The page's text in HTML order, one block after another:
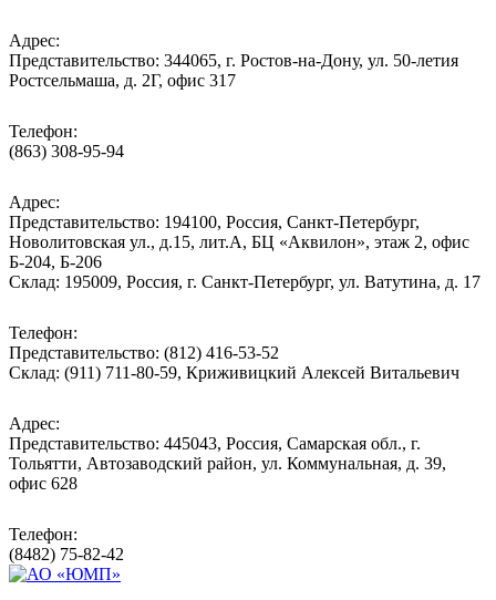
Адрес:
Представительство: 344065, г. Ростов-на-Дону, ул. 50-летия
Ростсельмаша, д. 2Г, офис 317
Телефон:
(863) 308-95-94
Адрес:
Представительство: 194100, Россия, Санкт-Петербург,
Новолитовская ул., д.15, лит.А, БЦ «Аквилон», этаж 2, офис
Б-204, Б-206
Склад: 195009, Россия, г. Санкт-Петербург, ул. Ватутина, д. 17
Телефон:
Представительство: (812) 416-53-52
Склад: (911) 711-80-59, Криживицкий Алексей Витальевич
Адрес:
Представительство: 445043, Россия, Самарская обл., г.
Тольятти, Автозаводский район, ул. Коммунальная, д. 39,
офис 628
Телефон:
(8482) 75-82-42